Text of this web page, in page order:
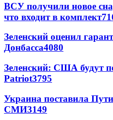
ВСУ получили новое
что входит в комплект
Зеленский оценил
Донбасса4080
Зеленский: США будут
Patriot3795
Украина поставила
СМИ3149